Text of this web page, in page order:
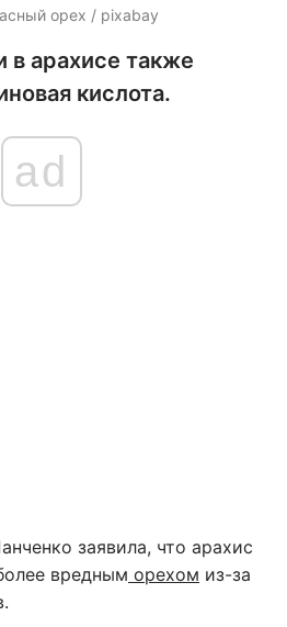
орех / pixabay
в арахисе также
кислота.
ad
заявила, что арахис
вредным орехом из-за